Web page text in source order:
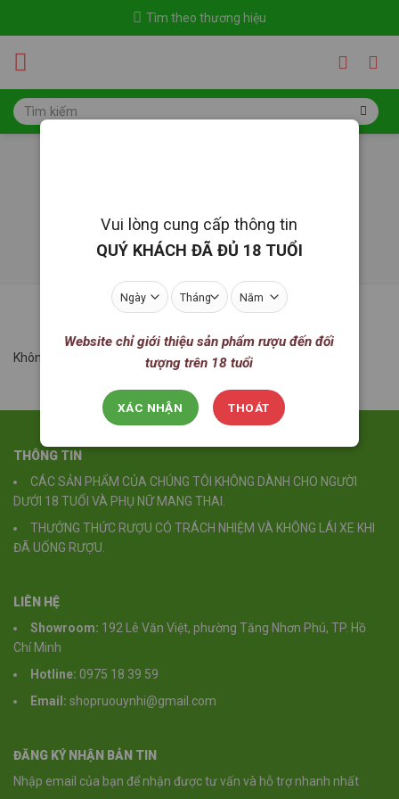
Tìm theo thương hiệu
Tìm
kiếm:
LỌC
Không tìm thấy sản phẩm nào khớp với lựa chọn của bạn.
THÔNG TIN
CÁC SẢN PHẨM CỦA CHÚNG TÔI KHÔNG DÀNH CHO NGƯỜI
DƯỚI 18 TUỔI VÀ PHỤ NỮ MANG THAI.
THƯỞNG THỨC RƯỢU CÓ TRÁCH NHIỆM VÀ KHÔNG LÁI XE KHI
ĐÃ UỐNG RƯỢU.
LIÊN HỆ
Showroom: 192 Lê Văn Việt, phường Tăng Nhơn Phú, TP. Hồ
Chí Minh
Hotline: 0975 18 39 59
Email: shopruouynhi@gmail.com
ĐĂNG KÝ NHẬN BẢN TIN
Nhập email của bạn để nhận được tư vấn và hỗ trợ nhanh nhất
Vui lòng cung cấp thông tin
QUÝ KHÁCH ĐÃ ĐỦ 18 TUỔI
Website chỉ giới thiệu sản phẩm rượu đến đối
tượng trên 18 tuổi
XÁC NHẬN THOÁT